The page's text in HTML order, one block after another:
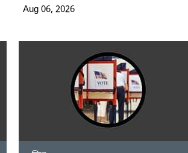
Aug 06, 2026